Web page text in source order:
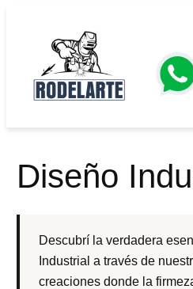
contenido
Diseño
Descubrí la verdadera
Industrial a través de
creaciones donde la